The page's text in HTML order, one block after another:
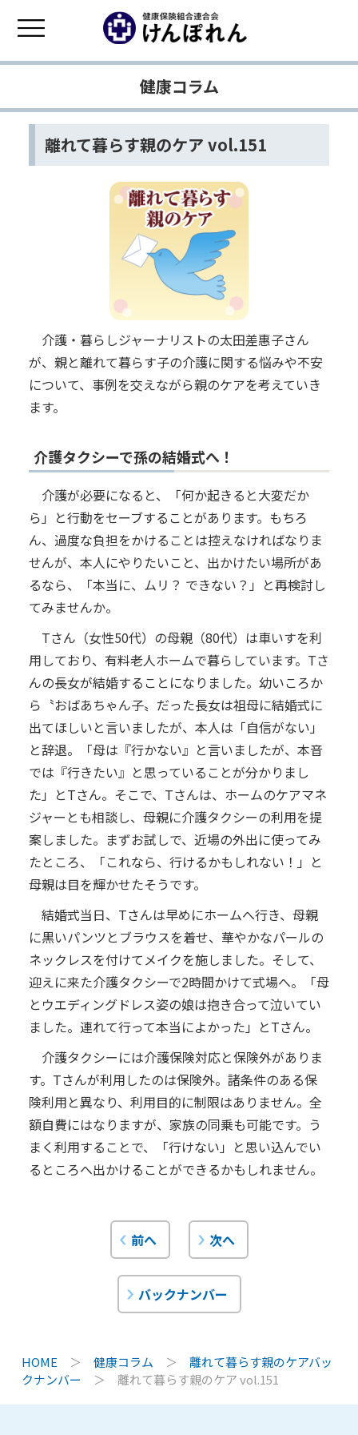
健康コラム
離れて暮らす親のケア vol.151
介護・暮らしジャーナリストの太田差惠子さん
が、親と離れて暮らす子の介護に関する悩みや不安
について、事例を交えながら親のケアを考えていき
ます。
介護タクシーで孫の結婚式へ！
介護が必要になると、「何か起きると大変だか
ら」と行動をセーブすることがあります。もちろ
ん、過度な負担をかけることは控えなければなりま
せんが、本人にやりたいこと、出かけたい場所があ
るなら、「本当に、ムリ？ できない？」と再検討し
てみませんか。
Tさん（女性50代）の母親（80代）は車いすを利
用しており、有料老人ホームで暮らしています。Tさ
んの長女が結婚することになりました。幼いころか
ら〝おばあちゃん子〟だった長女は祖母に結婚式に
出てほしいと言いましたが、本人は「自信がない」
と辞退。「母は『行かない』と言いましたが、本音
では『行きたい』と思っていることが分かりまし
た」とTさん。そこで、Tさんは、ホームのケアマネ
ジャーとも相談し、母親に介護タクシーの利用を提
案しました。まずお試しで、近場の外出に使ってみ
たところ、「これなら、行けるかもしれない！」と
母親は目を輝かせたそうです。
結婚式当日、Tさんは早めにホームへ行き、母親
に黒いパンツとブラウスを着せ、華やかなパールの
ネックレスを付けてメイクを施しました。そして、
迎えに来た介護タクシーで2時間かけて式場へ。「母
とウエディングドレス姿の娘は抱き合って泣いてい
ました。連れて行って本当によかった」とTさん。
介護タクシーには介護保険対応と保険外がありま
す。Tさんが利用したのは保険外。諸条件のある保
険利用と異なり、利用目的に制限はありません。全
額自費にはなりますが、家族の同乗も可能です。う
まく利用することで、「行けない」と思い込んでい
るところへ出かけることができるかもしれません。
前へ 次へ
バックナンバー
HOME ＞ 健康コラム ＞ 離れて暮らす親のケアバッ
クナンバー ＞ 離れて暮らす親のケア vol.151